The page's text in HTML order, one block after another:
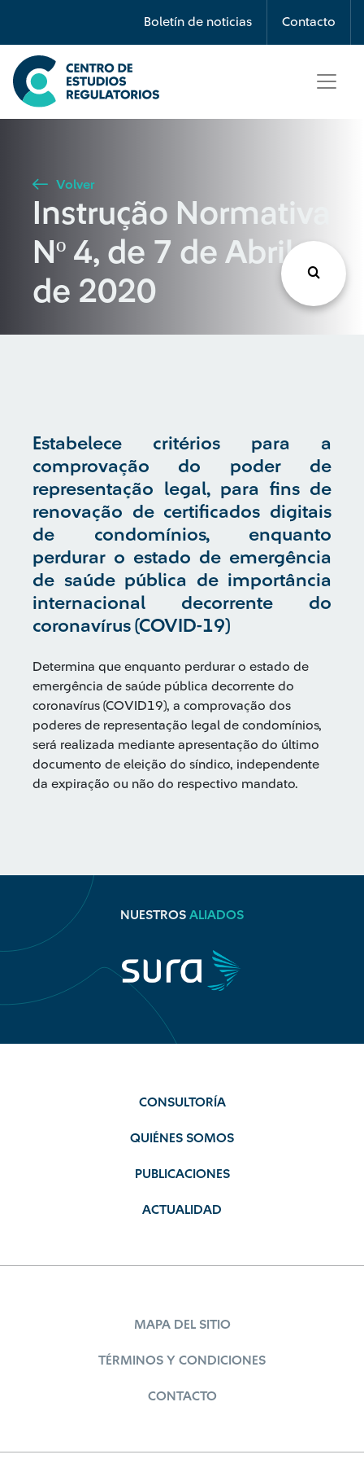
Boletín de noticias Contacto
Búsqueda
Seleccione país
Buscar
Volver
Instrução Normativa
Nº 4, de 7 de Abril
de 2020
Estabelece critérios para a
comprovação do poder de
representação legal, para fins de
renovação de certificados digitais
de condomínios, enquanto
perdurar o estado de emergência
de saúde pública de importância
internacional decorrente do
coronavírus (COVID-19)
Determina que enquanto perdurar o estado de
emergência de saúde pública decorrente do
coronavírus (COVID19), a comprovação dos
poderes de representação legal de condomínios,
será realizada mediante apresentação do último
documento de eleição do síndico, independente
da expiração ou não do respectivo mandato.
NUESTROS ALIADOS
CONSULTORÍA
QUIÉNES SOMOS
PUBLICACIONES
ACTUALIDAD
MAPA DEL SITIO
TÉRMINOS Y CONDICIONES
CONTACTO